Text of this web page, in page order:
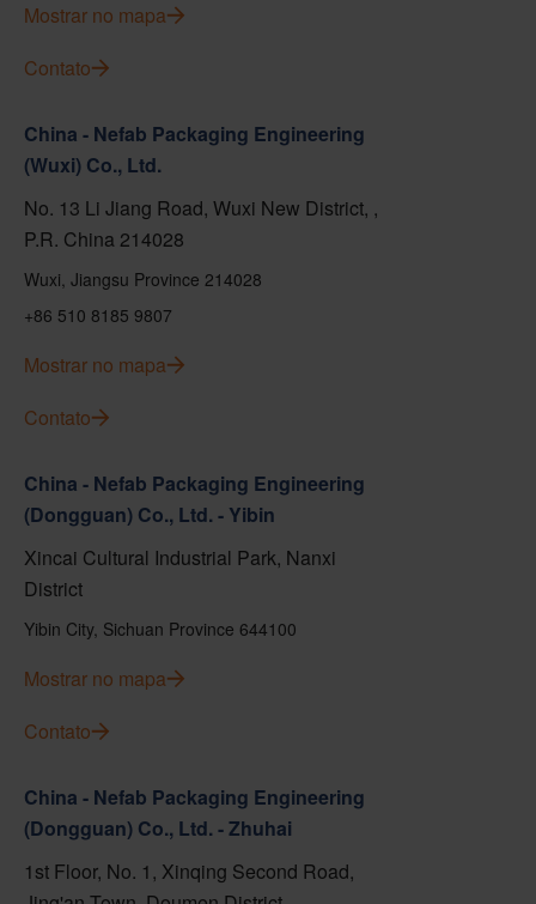
Mostrar no mapa
Contato
China - Nefab Packaging Engineering
(Wuxi) Co., Ltd.
No. 13 Li Jiang Road, Wuxi New District, ,
P.R. China 214028
Wuxi, Jiangsu Province 214028
+86 510 8185 9807
Mostrar no mapa
Contato
China - Nefab Packaging Engineering
(Dongguan) Co., Ltd. - Yibin
Xincai Cultural Industrial Park, Nanxi
District
Yibin City, Sichuan Province 644100
Mostrar no mapa
Contato
China - Nefab Packaging Engineering
(Dongguan) Co., Ltd. - Zhuhai
1st Floor, No. 1, Xinqing Second Road,